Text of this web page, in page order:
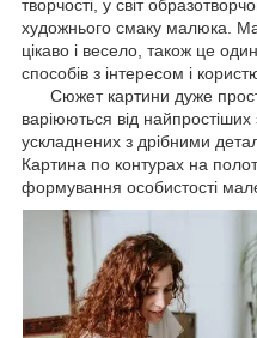
творчості, у світ
художнього смаку малюка.
цікаво і весело, також це
способів з інтересом і
Сюжет картини дуже
варіюються від
ускладнених з дрібними
Картина по контурах на
формування особистості